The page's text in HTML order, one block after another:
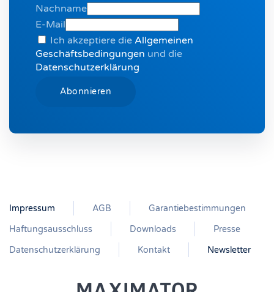
Nachname
E-Mail
Ich akzeptiere die Allgemeinen
Geschäftsbedingungen und die
Datenschutzerklärung
Impressum AGB
Garantiebestimmungen
Haftungsausschluss
Downloads
Presse
Datenschutzerklärung
Kontakt Newsletter